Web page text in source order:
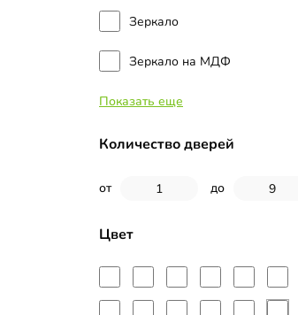
Зеркало
Зеркало на МДФ
ЛДСП
Наборные планки МДФ
Стекло
Рамка МДФ
Показать еще
Количество дверей
от до
Цвет